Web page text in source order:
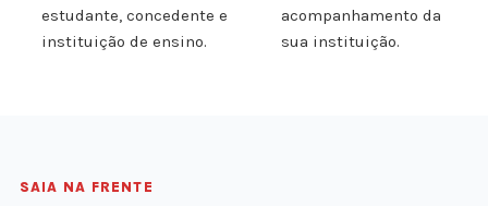
estudante, concedente e
instituição de ensino.
acompanhamento da
sua instituição.
SAIA NA FRENTE